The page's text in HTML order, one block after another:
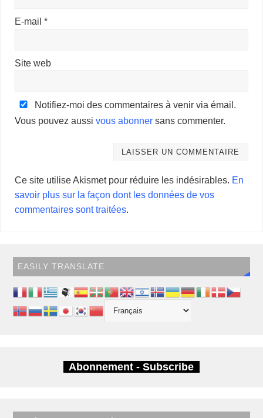
E-mail*
Site web
Notifiez-moi des commentaires à venir via émail.
Vous pouvez aussivous abonner sans commenter.
Ce site utilise Akismet pour réduire les indésirables. En
savoir plus sur la façon dont les données de vos
commentaires sont traitées.
EASILY TRANSLATE
Abonnement - Subscribe